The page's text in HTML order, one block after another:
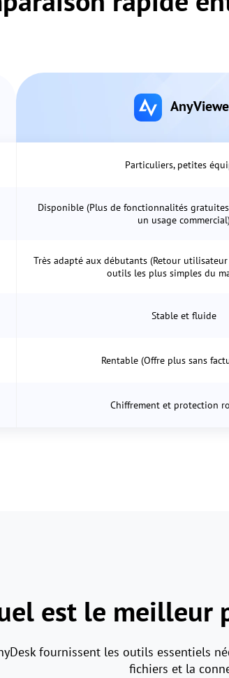
Particuliers, petites
Disponible (Plus de fonctionnalités
un usage commercial)
Très adapté aux débutants (Retour
outils les plus simples du
Stable et fluide
Rentable (Offre plus sans
Chiffrement et protection
est le meilleur
fournissent les outils essentiels
fichiers et la